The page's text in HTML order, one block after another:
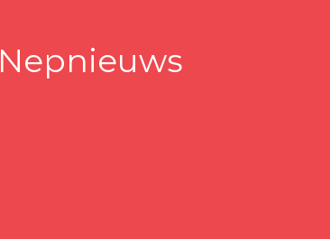
Nepnieuws